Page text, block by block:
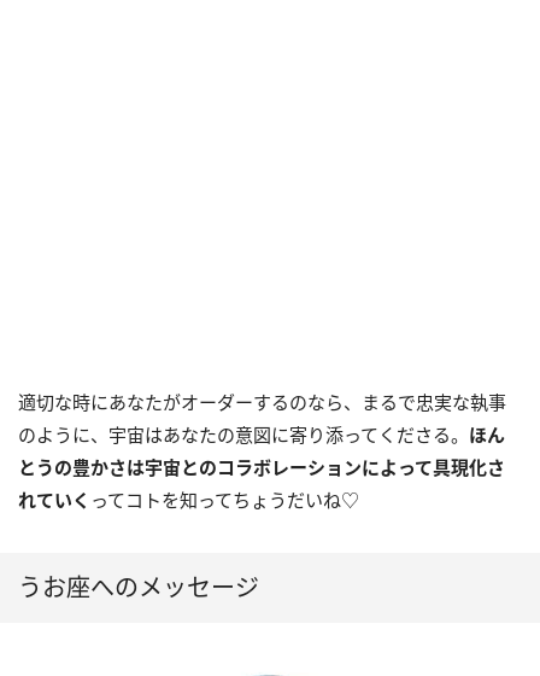
適切な時にあなたがオーダーするのなら、まるで忠実な執事
のように、宇宙はあなたの意図に寄り添ってくださる。 ほん
とうの豊かさは宇宙とのコラボレーションによって具現化さ
れていく ってコトを知ってちょうだいね♡
うお座へのメッセージ